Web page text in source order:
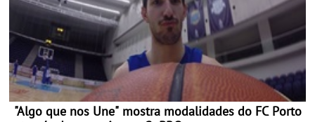
"Algo que nos Une" mostra modalidades do FC Porto